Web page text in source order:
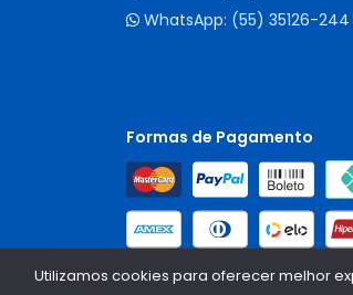
WhatsApp: (55) 35126-244
Formas de Pagamento
Utilizamos cookies para oferecer melhor